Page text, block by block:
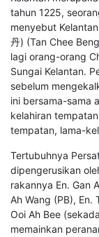
tahun 1225,
menyebut Kelantan
丹) (Tan Chee
lagi orang-orang
Sungai Kelantan.
sebelum
ini bersama-sama
kelahiran
tempatan, lama-
Tertubuhnya
dipengerusikan
rakannya En. Gan
Ah Wang (PB), En.
Ooi Ah Bee
memainkan